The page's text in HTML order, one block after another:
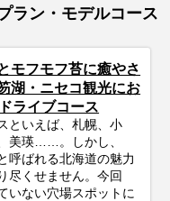
ラン・モデルコース
モフモフ苔に癒やさ
湖・ニセコ観光にお
ライブコース
といえば、札幌、小
美瑛……。しかし、
呼ばれる北海道の魅力
尽くせません。今回
いない穴場スポットに